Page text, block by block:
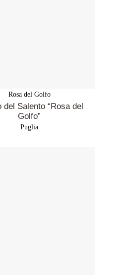
Rosa del Golfo
del Salento “Rosa del
Golfo”
Puglia